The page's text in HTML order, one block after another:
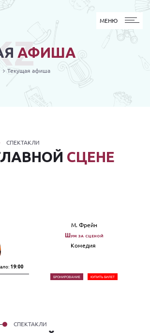
МЕНЮ
МЕНЮ
АФИША
Текущая афиша
СЦЕНЕ
СПЕКТАКЛИ
19:00
М. Фрейн
Шум за сценой
Комедия
БРОНИРОВАНИЕ КУПИТЬ БИЛЕТ
СПЕКТАКЛИ